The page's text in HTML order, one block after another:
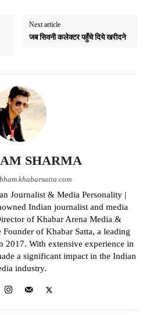
Next article
जब सिवनी कलेक्टर पहुँचे दिये खरीदने
SHARMA
Journalist & Media Personality |
Indian journalist and media
of Khabar Arena Media &
of Khabar Satta, a leading
2017. With extensive experience in
a significant impact in the Indian
industry.